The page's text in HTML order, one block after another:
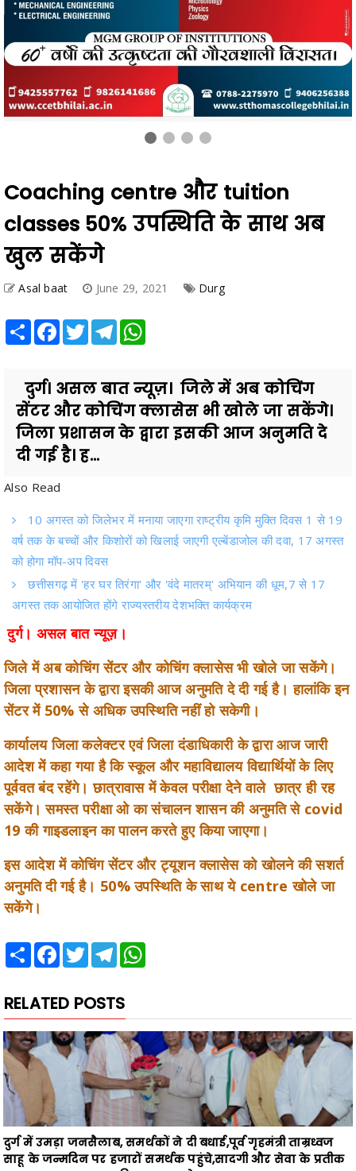
Coaching centre और tuition
classes 50% उपस्थिति के साथ अब
खुल सकेंगे
June 29, 2021
दुर्ग। असल बात न्यूज़। जिले में अब कोचिंग
जिला प्रशासन के द्वारा इसकी आज अनुमति दे
दी गई है। ह...
Also Read
वर्ष तक के बच्चों और किशोरों को खिलाई जाएगी एल्बेंडाजोल की दवा, 17 अगस्त
को होगा मॉप-अप दिवस
छत्तीसगढ़ में 'हर घर तिरंगा' और 'वंदे मातरम्' अभियान की धूम,7 से 17
अगस्त तक आयोजित होंगे राज्यस्तरीय देशभक्ति कार्यक्रम
दुर्ग। असल बात न्यूज़।
जिले में अब कोचिंग सेंटर और कोचिंग क्लासेस भी खोले जा सकेंगे।
जिला प्रशासन के द्वारा इसकी आज अनुमति दे दी गई है। हालांकि इन
सेंटर में 50% से अधिक उपस्थिति नहीं हो सकेगी।
कार्यालय जिला कलेक्टर एवं जिला दंडाधिकारी के द्वारा आज जारी
आदेश में कहा गया है कि स्कूल और महाविद्यालय विद्यार्थियों के लिए
पूर्ववत बंद रहेंगे। छात्रावास में केवल परीक्षा देने वाले छात्र ही रह
सकेंगे। समस्त परीक्षा ओ का संचालन शासन की अनुमति से covid
19 की गाइडलाइन का पालन करते हुए किया जाएगा।
इस आदेश में कोचिंग सेंटर और ट्यूशन क्लासेस को खोलने की सशर्त
अनुमति दी गई है। 50% उपस्थिति के साथ ये centre खोले जा
सकेंगे।
Share
RELATED POSTS
दुर्ग में उमड़ा जनसैलाब, समर्थकों ने दी बधाई,पूर्व गृहमंत्री ताम्रध्वज
साहू के जन्मदिन पर हजारों समर्थक पहुंचे,सादगी और सेवा के प्रतीक
ताम्रध्वज साहू का जन्मदिन धूमधाम से मनाया
News Desk August 07, 2026